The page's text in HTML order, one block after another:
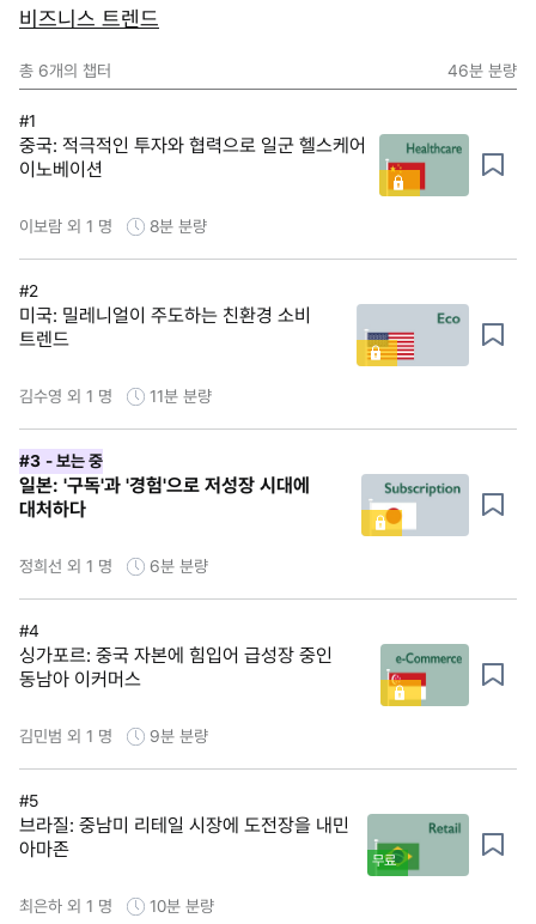
비즈니스 트렌드
총 6개의 챕터 46분 분량
#1
중국: 적극적인 투자와 협력으로 일군 헬스케어
이노베이션
이보람 외 1 명 8분 분량
#2
미국: 밀레니얼이 주도하는 친환경 소비
트렌드
김수영 외 1 명 11분 분량
#3 - 보는 중
일본: '구독'과 '경험'으로 저성장 시대에
대처하다
정희선 외 1 명 6분 분량
#4
싱가포르: 중국 자본에 힘입어 급성장 중인
동남아 이커머스
김민범 외 1 명 9분 분량
#5
브라질: 중남미 리테일 시장에 도전장을 내민
아마존
무료
최은하 외 1 명 10분 분량